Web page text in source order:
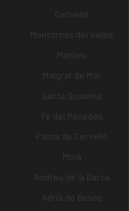
Cervelló
Montornès del Vallès
Manlleu
Malgrat de Mar
Santa Susanna
Fe del Penedès
Palma de Cervelló
Moià
Andreu de la Barca
Adrià de Besòs